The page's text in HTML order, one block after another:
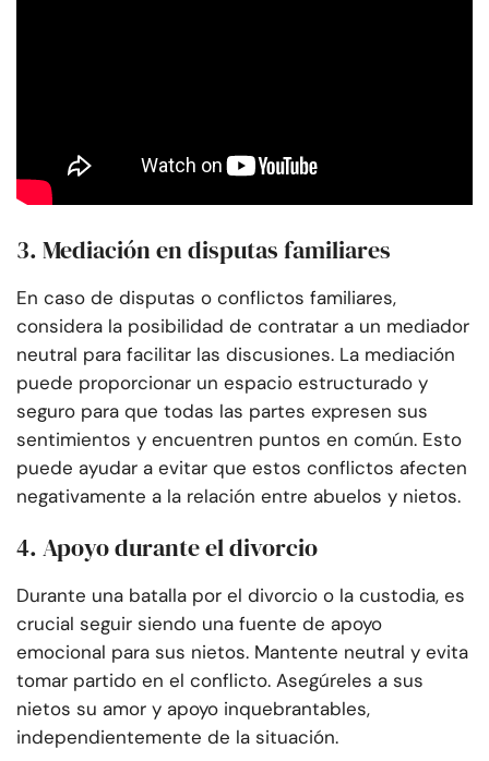
3. Mediación en disputas familiares
En caso de disputas o conflictos familiares,
considera la posibilidad de contratar a un mediador
neutral para facilitar las discusiones. La mediación
puede proporcionar un espacio estructurado y
seguro para que todas las partes expresen sus
sentimientos y encuentren puntos en común. Esto
puede ayudar a evitar que estos conflictos afecten
negativamente a la relación entre abuelos y nietos.
4. Apoyo durante el divorcio
Durante una batalla por el divorcio o la custodia, es
crucial seguir siendo una fuente de apoyo
emocional para sus nietos. Mantente neutral y evita
tomar partido en el conflicto. Asegúreles a sus
nietos su amor y apoyo inquebrantables,
independientemente de la situación.